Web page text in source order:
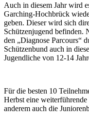
Auch in diesem Jahr wird
Garching-Hochbrück
geben. Dieser wird sich
Schützenjugend befinden.
den „Diagnose Parcours“
Schützenbund auch in
Jugendliche von 12-14
Für die besten 10
Herbst eine
anderem auch die